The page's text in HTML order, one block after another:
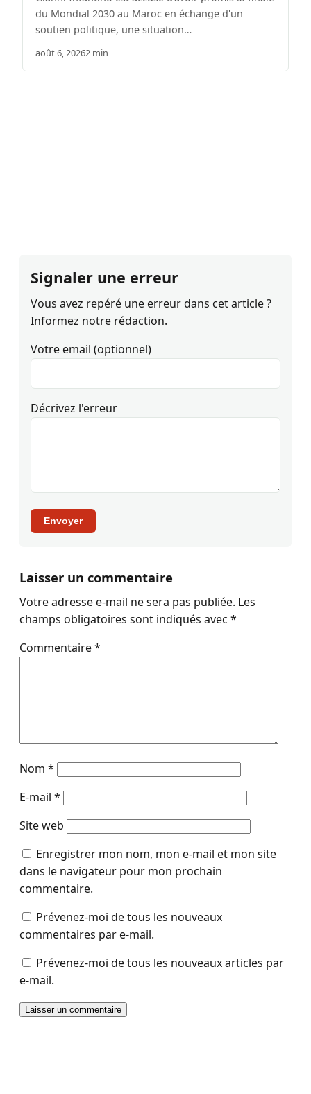
du Mondial 2030 au Maroc en échange d'un
soutien politique, une situation…
août 6, 20262 min
Signaler une erreur
Vous avez repéré une erreur dans cet article ?
Informez notre rédaction.
Votre email (optionnel)
Décrivez l'erreur
Envoyer
Laisser un commentaire
Votre adresse e-mail ne sera pas publiée. Les
champs obligatoires sont indiqués avec *
Commentaire*
Nom *
E-mail *
Site web
Enregistrer mon nom, mon e-mail et mon site
dans le navigateur pour mon prochain
commentaire.
Prévenez-moi de tous les nouveaux
commentaires par e-mail.
Prévenez-moi de tous les nouveaux articles par
e-mail.